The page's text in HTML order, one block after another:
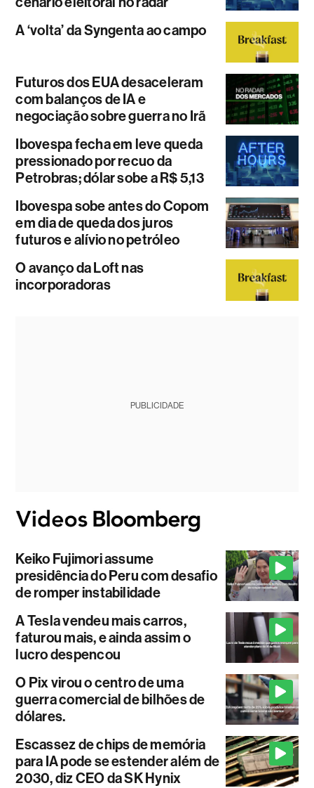
A ‘volta’ da Syngenta ao campo
Futuros dos EUA desaceleram
com balanços de IA e
negociação sobre guerra no Irã
Ibovespa fecha em leve queda
pressionado por recuo da
Petrobras; dólar sobe a R$ 5,13
Ibovespa sobe antes do Copom
em dia de queda dos juros
futuros e alívio no petróleo
O avanço da Loft nas
incorporadoras
PUBLICIDADE
Keiko Fujimori assume
presidência do Peru com desafio
de romper instabilidade
A Tesla vendeu mais carros,
faturou mais, e ainda assim o
lucro despencou
O Pix virou o centro de uma
guerra comercial de bilhões de
dólares.
Escassez de chips de memória
para IA pode se estender além de
2030, diz CEO da SK Hynix